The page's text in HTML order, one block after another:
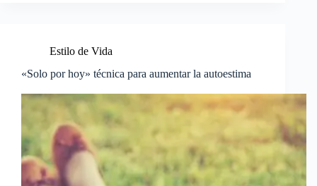
Estilo de Vida
«Solo por hoy» técnica para aumentar la autoestima